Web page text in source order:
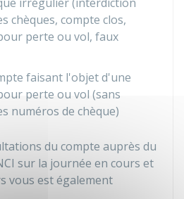
chèques, compte clos,
perte ou vol, faux
faisant l'objet d'une
perte ou vol (sans
numéros de chèque)
du compte auprès du
sur la journée en cours et
vous est également